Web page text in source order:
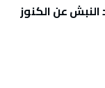
النبش عن الكنوز